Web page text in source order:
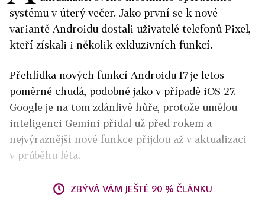
systému v úterý večer. Jako první se k nové
variantě Androidu dostali uživatelé telefonů Pixel,
kteří získali i několik exkluzivních funkcí.
Přehlídka nových funkcí Androidu 17 je letos
poměrně chudá, podobně jako v případě iOS 27.
Google je na tom zdánlivě hůře, protože umělou
inteligenci Gemini přidal už před rokem a
nejvýraznější nové funkce přijdou až v aktualizaci
v průběhu léta.
ZBÝVÁ VÁM JEŠTĚ 90 % ČLÁNKU